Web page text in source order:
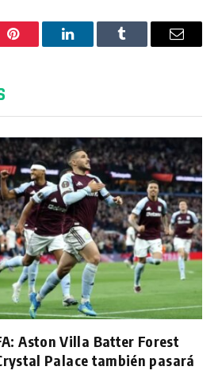
Pinterest LinkedInTumblr Email
Aston Villa Batter Forest
Palace también pasará